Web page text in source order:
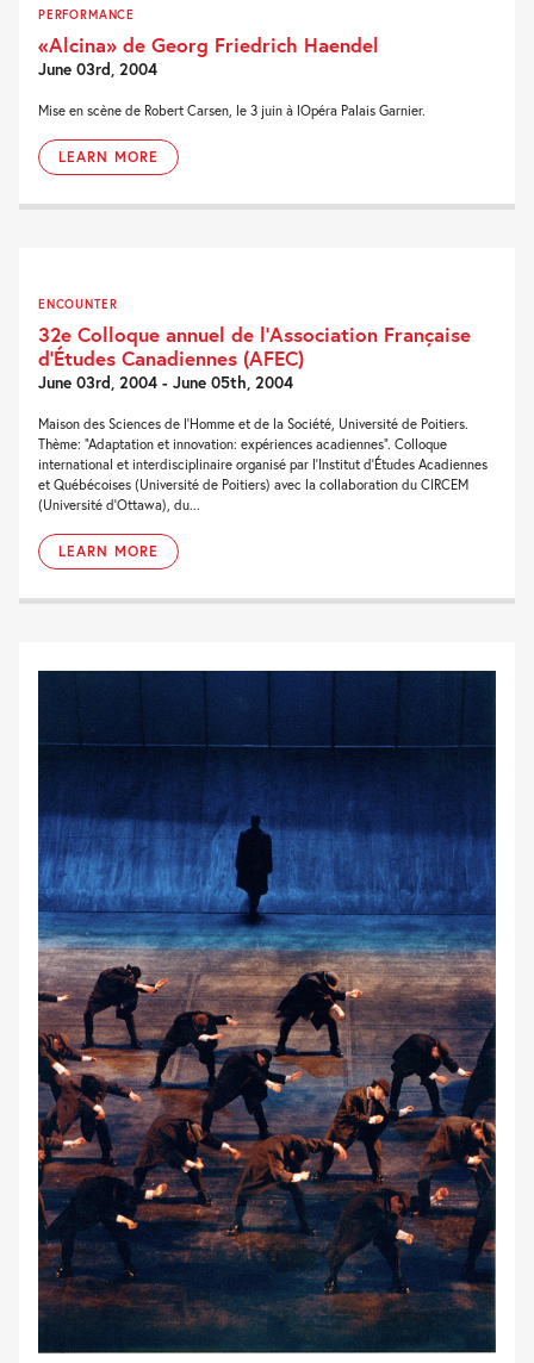
PERFORMANCE
«Alcina» de Georg Friedrich Haendel
June 03rd, 2004
Mise en scène de Robert Carsen, le 3 juin à lOpéra Palais Garnier.
LEARN MORE
ENCOUNTER
32e Colloque annuel de l’Association Française
d’Études Canadiennes (AFEC)
June 03rd, 2004 - June 05th, 2004
Maison des Sciences de l’Homme et de la Société, Université de Poitiers.
Thème: “Adaptation et innovation: expériences acadiennes”. Colloque
international et interdisciplinaire organisé par l’Institut d’Études Acadiennes
et Québécoises (Université de Poitiers) avec la collaboration du CIRCEM
(Université d’Ottawa), du...
LEARN MORE